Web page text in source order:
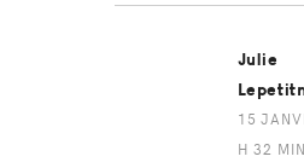
Julie
15
H 32 MIN